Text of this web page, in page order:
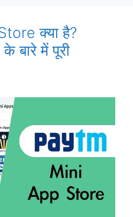
क्या है?
बारे में पूरी